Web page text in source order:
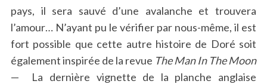
pays, il sera sauvé d’une avalanche et trouvera
l’amour… N’ayant pu le vérifier par nous-même, il est
fort possible que cette autre histoire de Doré soit
également inspirée de la revue The Man In The Moon
— La dernière vignette de la planche anglaise